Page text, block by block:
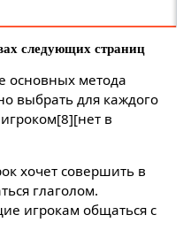
следующих страниц
основных метода
выбрать для каждого
в
хочет совершить в
глаголом.
игрокам общаться с